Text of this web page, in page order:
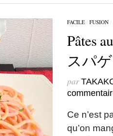
FACILE/ FUSION/
Pâtes
スパ
par
Ce n’est
qu’on